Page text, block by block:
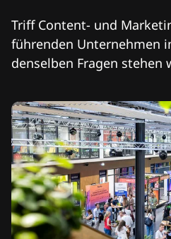
Triff Content- und
führenden Unternehmen
denselben Fragen stehen